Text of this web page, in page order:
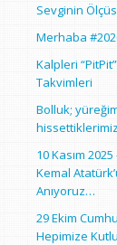
Sevginin
Merhaba
Kalpleri
Takvimleri
Bolluk;
10 Kasım
Kemal
Anıyoruz…
29 Ekim
Hepimize